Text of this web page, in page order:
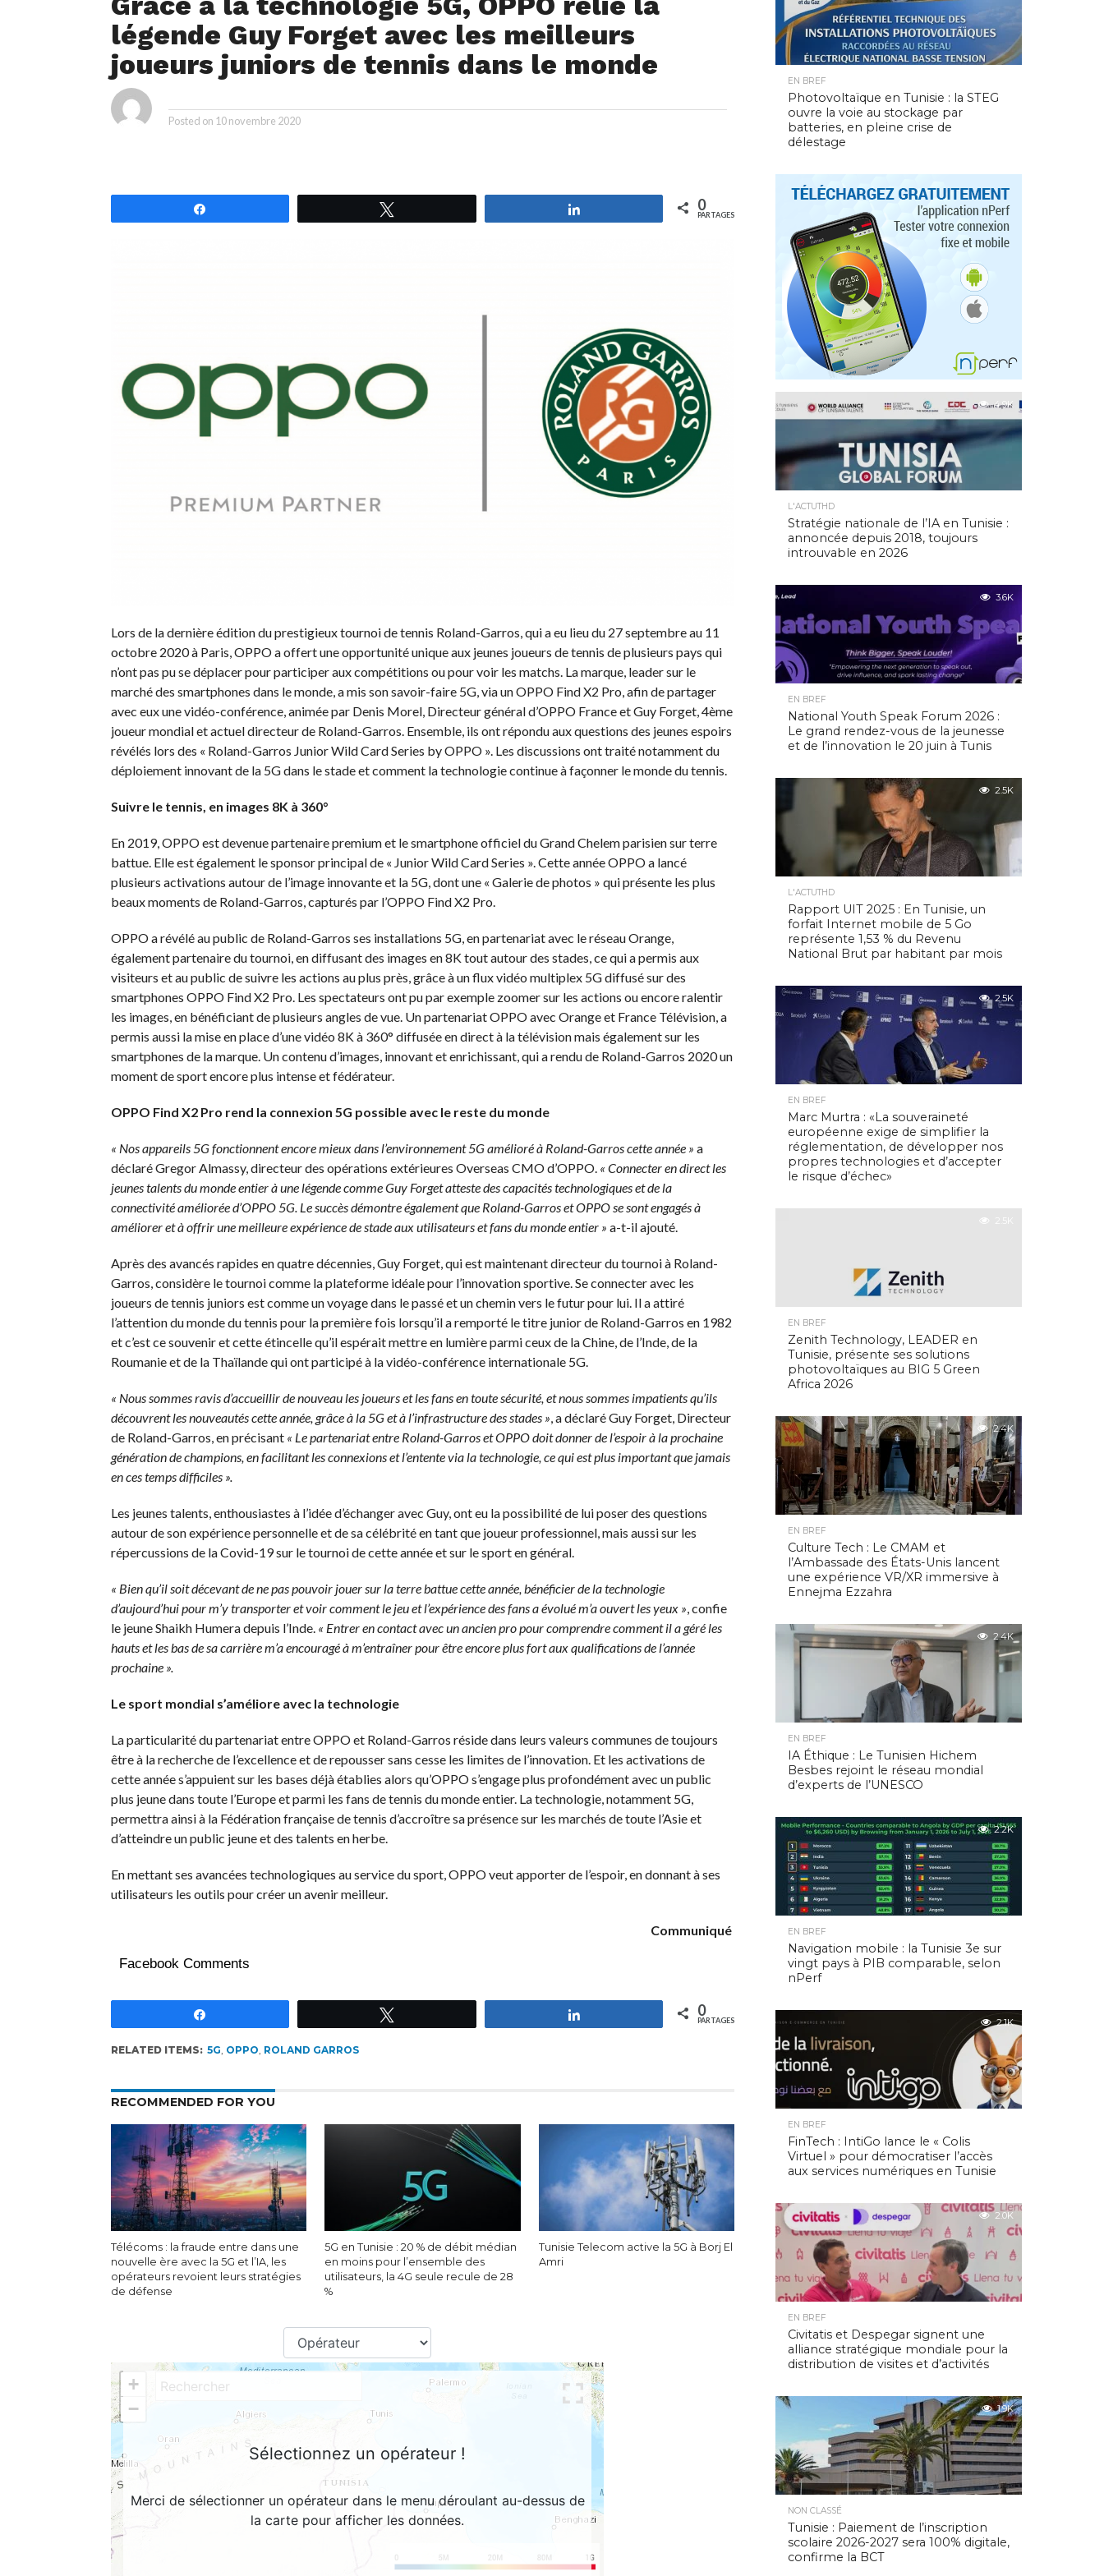
légende Guy Forget avec les meilleurs
joueurs juniors de tennis dans le monde
Posted on 10 novembre 2020
0
PARTAGES
Lors de la dernière édition du prestigieux tournoi de tennis Roland-Garros, qui a eu lieu du 27 septembre au 11
octobre 2020 à Paris, OPPO a offert une opportunité unique aux jeunes joueurs de tennis de plusieurs pays qui
n’ont pas pu se déplacer pour participer aux compétitions ou pour voir les matchs. La marque, leader sur le
marché des smartphones dans le monde, a mis son savoir-faire 5G, via un OPPO Find X2 Pro, afin de partager
avec eux une vidéo-conférence, animée par Denis Morel, Directeur général d’OPPO France et Guy Forget, 4ème
joueur mondial et actuel directeur de Roland-Garros. Ensemble, ils ont répondu aux questions des jeunes espoirs
révélés lors des « Roland-Garros Junior Wild Card Series by OPPO ». Les discussions ont traité notamment du
déploiement innovant de la 5G dans le stade et comment la technologie continue à façonner le monde du tennis.
Suivre le tennis, en images 8K à 360°
En 2019, OPPO est devenue partenaire premium et le smartphone officiel du Grand Chelem parisien sur terre
battue. Elle est également le sponsor principal de « Junior Wild Card Series ». Cette année OPPO a lancé
plusieurs activations autour de l’image innovante et la 5G, dont une « Galerie de photos » qui présente les plus
beaux moments de Roland-Garros, capturés par l’OPPO Find X2 Pro.
OPPO a révélé au public de Roland-Garros ses installations 5G, en partenariat avec le réseau Orange,
également partenaire du tournoi, en diffusant des images en 8K tout autour des stades, ce qui a permis aux
visiteurs et au public de suivre les actions au plus près, grâce à un flux vidéo multiplex 5G diffusé sur des
smartphones OPPO Find X2 Pro. Les spectateurs ont pu par exemple zoomer sur les actions ou encore ralentir
les images, en bénéficiant de plusieurs angles de vue. Un partenariat OPPO avec Orange et France Télévision, a
permis aussi la mise en place d’une vidéo 8K à 360° diffusée en direct à la télévision mais également sur les
smartphones de la marque. Un contenu d’images, innovant et enrichissant, qui a rendu de Roland-Garros 2020 un
moment de sport encore plus intense et fédérateur.
OPPO Find X2 Pro rend la connexion 5G possible avec le reste du monde
« Nos appareils 5G fonctionnent encore mieux dans l’environnement 5G amélioré à Roland-Garros cette année » a
déclaré Gregor Almassy, directeur des opérations extérieures Overseas CMO d’OPPO. « Connecter en direct les
jeunes talents du monde entier à une légende comme Guy Forget atteste des capacités technologiques et de la
connectivité améliorée d’OPPO 5G. Le succès démontre également que Roland-Garros et OPPO se sont engagés à
améliorer et à offrir une meilleure expérience de stade aux utilisateurs et fans du monde entier » a-t-il ajouté.
Après des avancés rapides en quatre décennies, Guy Forget, qui est maintenant directeur du tournoi à Roland-
Garros, considère le tournoi comme la plateforme idéale pour l’innovation sportive. Se connecter avec les
joueurs de tennis juniors est comme un voyage dans le passé et un chemin vers le futur pour lui. Il a attiré
l’attention du monde du tennis pour la première fois lorsqu’il a remporté le titre junior de Roland-Garros en 1982
et c’est ce souvenir et cette étincelle qu’il espérait mettre en lumière parmi ceux de la Chine, de l’Inde, de la
Roumanie et de la Thaïlande qui ont participé à la vidéo-conférence internationale 5G.
« Nous sommes ravis d’accueillir de nouveau les joueurs et les fans en toute sécurité, et nous sommes impatients qu’ils
découvrent les nouveautés cette année, grâce à la 5G et à l’infrastructure des stades » , a déclaré Guy Forget, Directeur
de Roland-Garros, en précisant « Le partenariat entre Roland-Garros et OPPO doit donner de l’espoir à la prochaine
génération de champions, en facilitant les connexions et l’entente via la technologie, ce qui est plus important que jamais
en ces temps difficiles ».
Les jeunes talents, enthousiastes à l’idée d’échanger avec Guy, ont eu la possibilité de lui poser des questions
autour de son expérience personnelle et de sa célébrité en tant que joueur professionnel, mais aussi sur les
répercussions de la Covid-19 sur le tournoi de cette année et sur le sport en général.
« Bien qu’il soit décevant de ne pas pouvoir jouer sur la terre battue cette année, bénéficier de la technologie
d’aujourd’hui pour m’y transporter et voir comment le jeu et l’expérience des fans a évolué m’a ouvert les yeux » , confie
le jeune Shaikh Humera depuis l’Inde. « Entrer en contact avec un ancien pro pour comprendre comment il a géré les
hauts et les bas de sa carrière m’a encouragé à m’entraîner pour être encore plus fort aux qualifications de l’année
prochaine ».
Le sport mondial s’améliore avec la technologie
La particularité du partenariat entre OPPO et Roland-Garros réside dans leurs valeurs communes de toujours
être à la recherche de l’excellence et de repousser sans cesse les limites de l’innovation. Et les activations de
cette année s’appuient sur les bases déjà établies alors qu’OPPO s’engage plus profondément avec un public
plus jeune dans toute l’Europe et parmi les fans de tennis du monde entier. La technologie, notamment 5G,
permettra ainsi à la Fédération française de tennis d’accroître sa présence sur les marchés de toute l’Asie et
d’atteindre un public jeune et des talents en herbe.
En mettant ses avancées technologiques au service du sport, OPPO veut apporter de l’espoir, en donnant à ses
utilisateurs les outils pour créer un avenir meilleur.
Communiqué
Facebook Comments
0
PARTAGES
RELATED ITEMS: 5G OPPO ROLAND GARROS
RECOMMENDED FOR YOU
Télécoms : la fraude entre dans une
nouvelle ère avec la 5G et l’IA, les
opérateurs revoient leurs stratégies
de défense
5G en Tunisie : 20 % de débit médian
en moins pour l’ensemble des
utilisateurs, la 4G seule recule de 28
%
Tunisie Telecom active la 5G à Borj El
Amri
EN BREF
Photovoltaïque en Tunisie : la STEG
ouvre la voie au stockage par
batteries, en pleine crise de
délestage
4.9K
L'ACTUTHD
Stratégie nationale de l’IA en Tunisie :
annoncée depuis 2018, toujours
introuvable en 2026
3.6K
EN BREF
National Youth Speak Forum 2026 :
Le grand rendez-vous de la jeunesse
et de l’innovation le 20 juin à Tunis
2.5K
L'ACTUTHD
Rapport UIT 2025 : En Tunisie, un
forfait Internet mobile de 5 Go
représente 1,53 % du Revenu
National Brut par habitant par mois
2.5K
EN BREF
Marc Murtra : «La souveraineté
européenne exige de simplifier la
réglementation, de développer nos
propres technologies et d’accepter
le risque d’échec»
2.5K
EN BREF
Zenith Technology, LEADER en
Tunisie, présente ses solutions
photovoltaïques au BIG 5 Green
Africa 2026
2.4K
EN BREF
Culture Tech : Le CMAM et
l’Ambassade des États-Unis lancent
une expérience VR/XR immersive à
Ennejma Ezzahra
2.4K
EN BREF
IA Éthique : Le Tunisien Hichem
Besbes rejoint le réseau mondial
d’experts de l’UNESCO
2.2K
EN BREF
Navigation mobile : la Tunisie 3e sur
vingt pays à PIB comparable, selon
nPerf
2.1K
EN BREF
FinTech : IntiGo lance le « Colis
Virtuel » pour démocratiser l’accès
aux services numériques en Tunisie
2.0K
EN BREF
Civitatis et Despegar signent une
alliance stratégique mondiale pour la
distribution de visites et d’activités
1.9K
NON CLASSÉ
Tunisie : Paiement de l’inscription
scolaire 2026-2027 sera 100% digitale,
confirme la BCT